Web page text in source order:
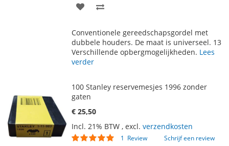
VOEG
AAN
VERLANGLIJST
TE
VERGELIJKEN
Conventionele gereedschapsgordel met
dubbele houders. De maat is universeel. 13
Verschillende opbergmogelijkheden. Lees
verder
100 Stanley reservemesjes 1996 zonder
gaten
€ 25,50
Incl. 21% BTW , excl. verzendkosten
Waardering:
1 Review Schrijf een review